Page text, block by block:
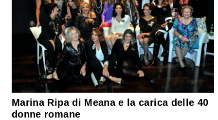
Marina Ripa di Meana e la carica delle 40
donne romane